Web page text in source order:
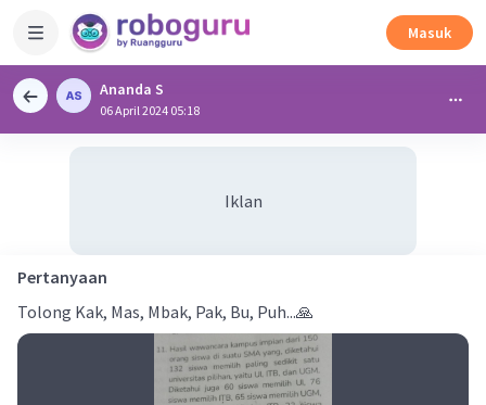
Masuk
Ananda S
06 April 2024 05:18
Iklan
Pertanyaan
Tolong Kak, Mas, Mbak, Pak, Bu, Puh...🙏